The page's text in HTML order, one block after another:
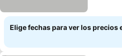
Elige fechas para ver los precios